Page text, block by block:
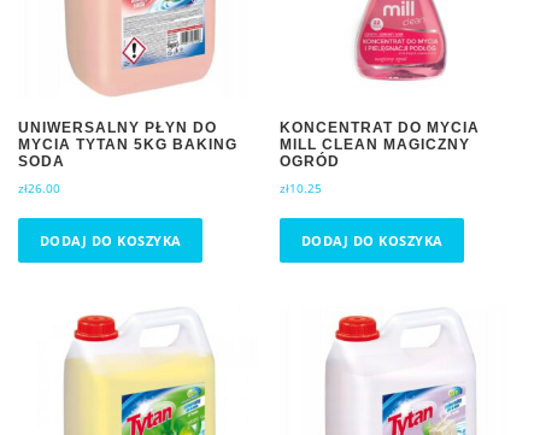
UNIWERSALNY PŁYN DO
MYCIA TYTAN 5KG BAKING
SODA
zł26.00
DODAJ DO KOSZYKA
KONCENTRAT DO MYCIA
MILL CLEAN MAGICZNY
OGRÓD
zł10.25
DODAJ DO KOSZYKA